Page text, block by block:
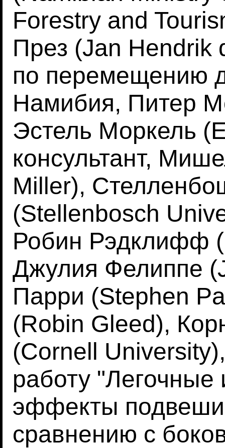
Forestry and
През (Jan Hendrik
по перемещению
Намибия, Питер
Эстель Моркель
консультант,
Miller),
(Stellenbosch
Робин Рэдклифф
Джулия Фелиппе
Парри (Stephen
(Robin Gleed),
(Cornell
работу "Легочные
эффекты
сравнению с